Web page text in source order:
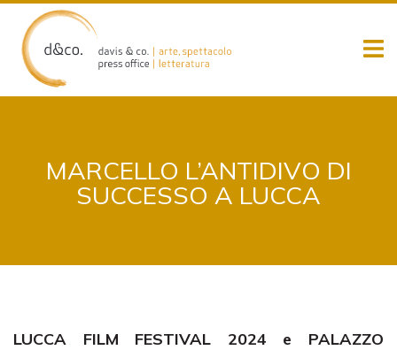
content
MARCELLO L’ANTIDIVO DI
SUCCESSO A LUCCA
LUCCA FILM FESTIVAL 2024 e PALAZZO